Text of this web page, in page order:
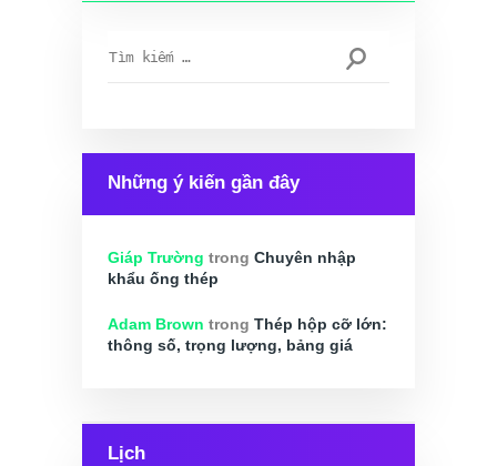
kiếm
Những ý kiến gần đây
Giáp Trường trongChuyên nhập
khẩu ống thép
Adam Brown trongThép hộp cỡ lớn:
thông số, trọng lượng, bảng giá
Lịch